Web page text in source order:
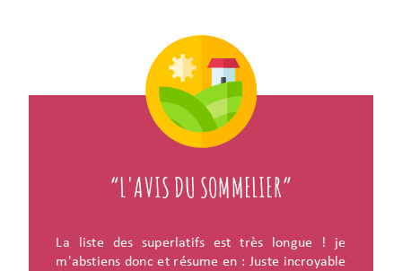
“L'AVIS DU SOMMELIER”
La liste des superlatifs est très longue ! je
m'abstiens donc et résume en : Juste incroyable